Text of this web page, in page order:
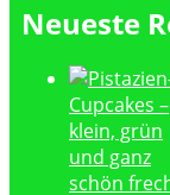
Neueste